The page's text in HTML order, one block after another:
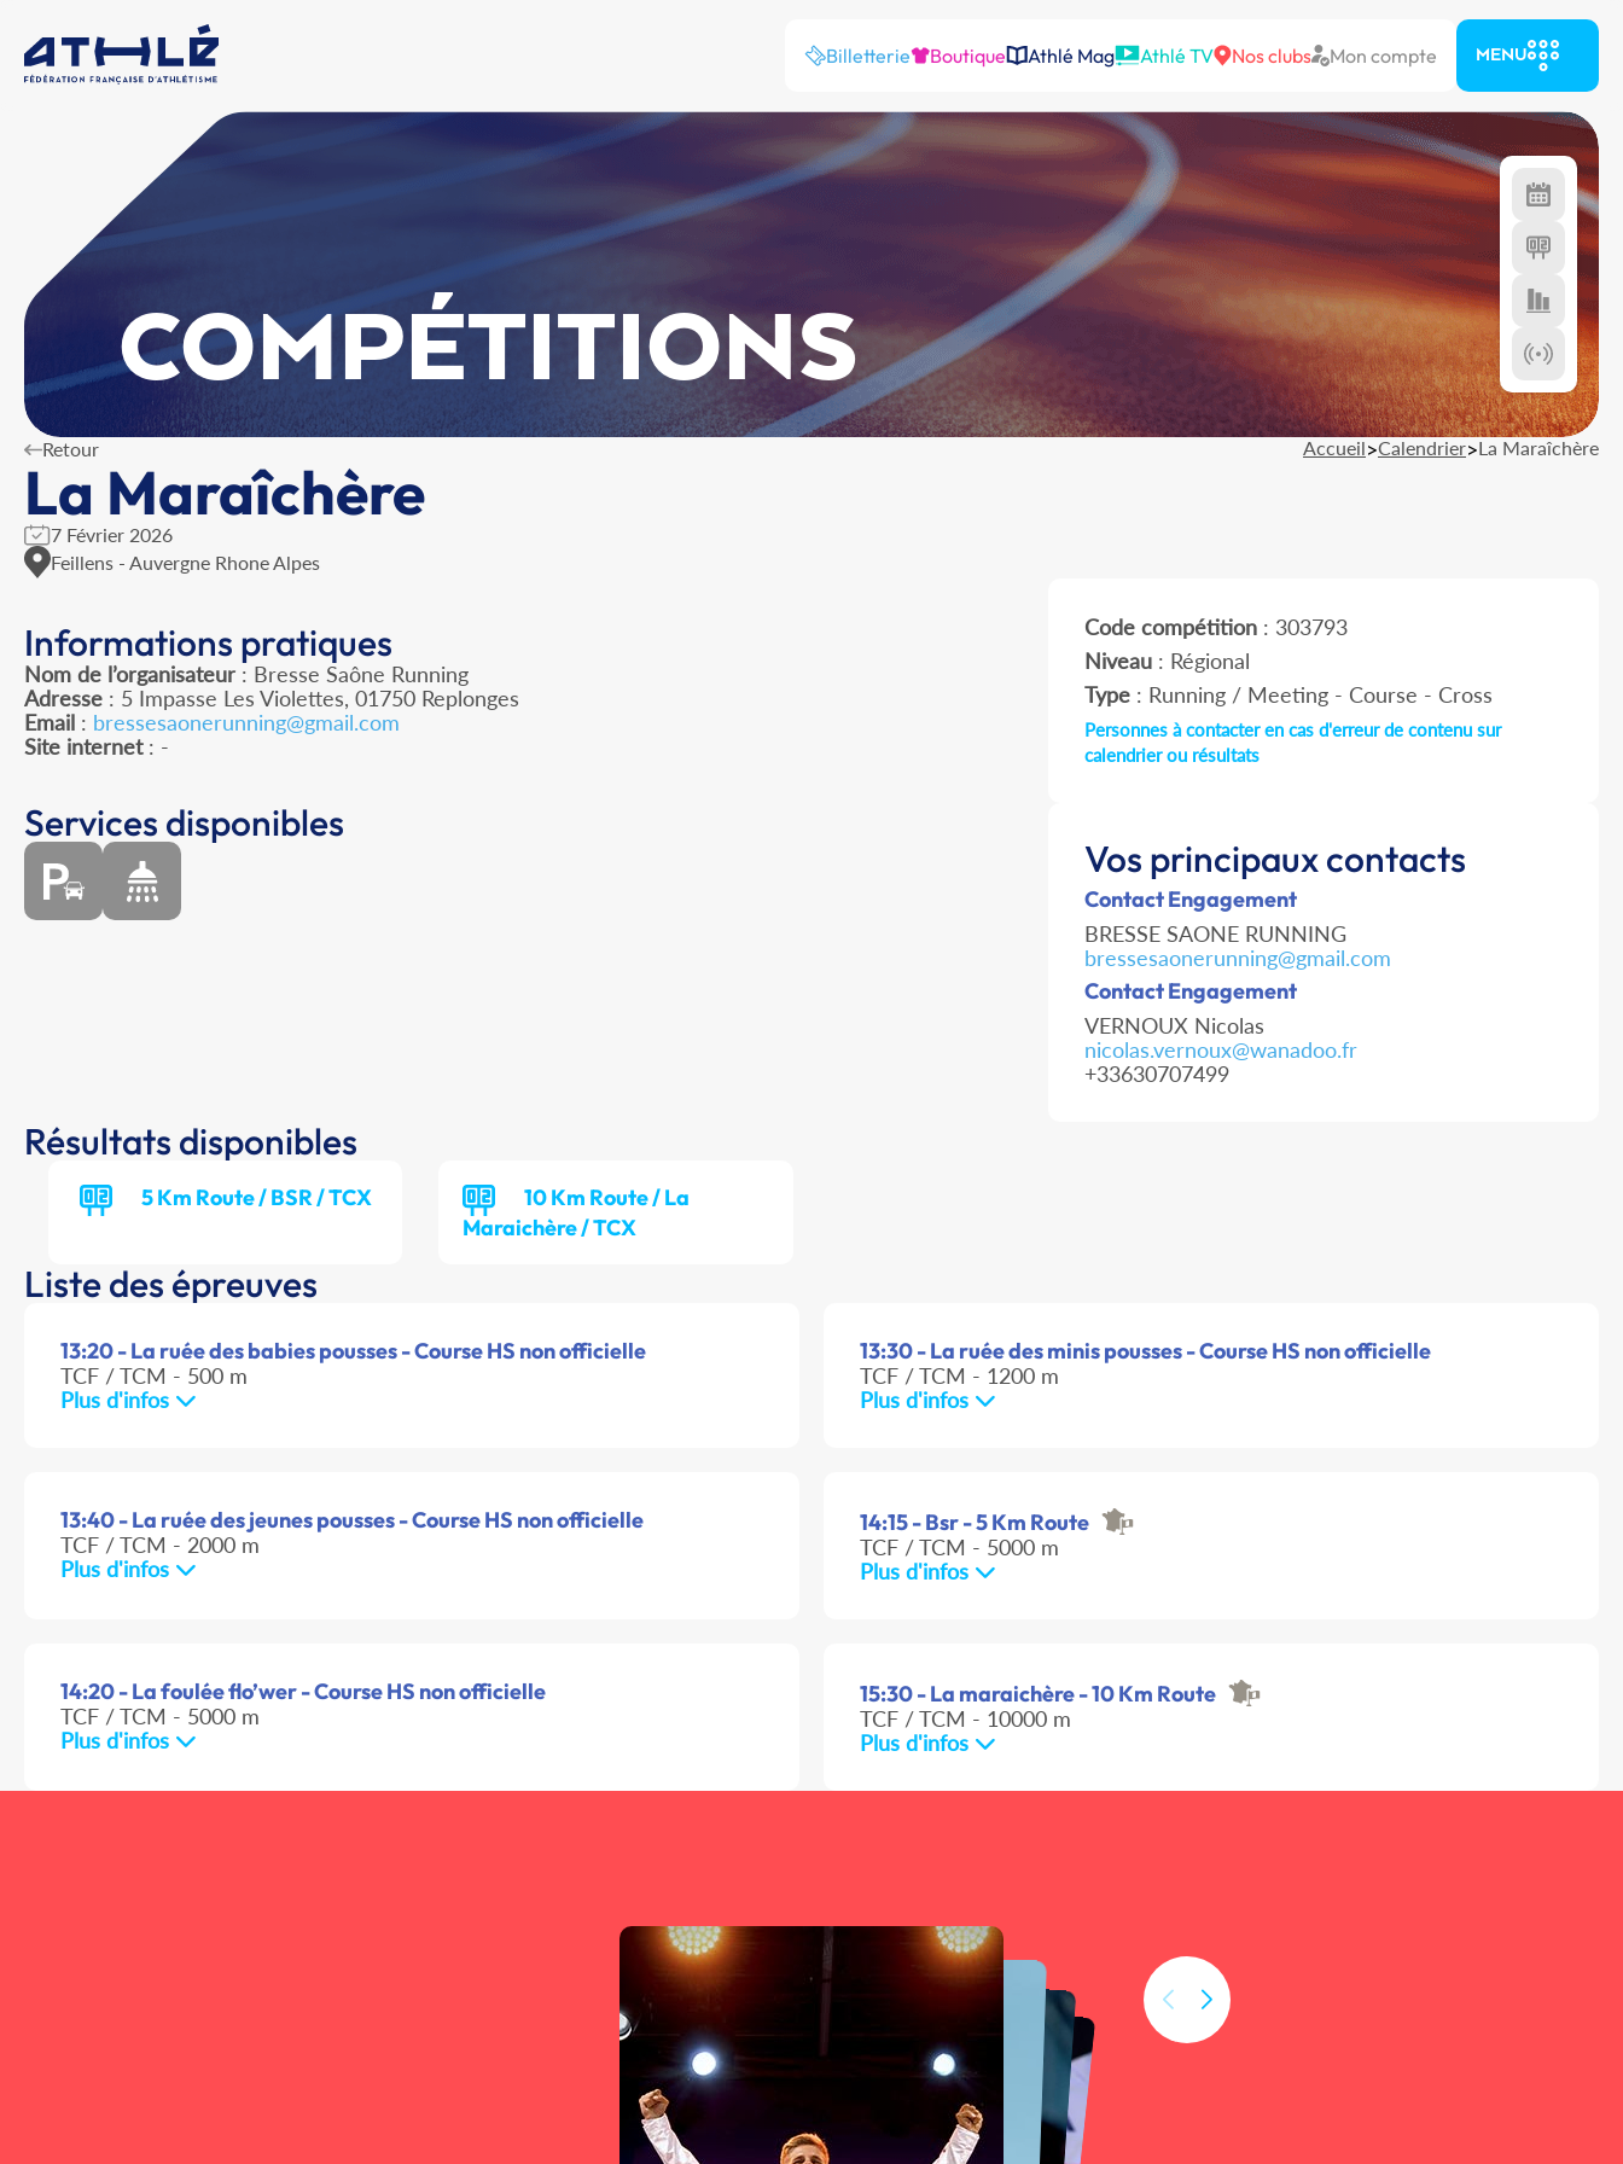
Billetterie Boutique Athlé Mag Athlé TV Nos clubs Mon compte MENU
COMPÉTITIONS
Retour Accueil>Calendrier>La Maraîchère
La Maraîchère
7 Février 2026
Feillens - Auvergne Rhone Alpes
Informations pratiques
Nom de l’organisateur : Bresse Saône Running
Adresse : 5 Impasse Les Violettes, 01750 Replonges
Email : bressesaonerunning@gmail.com
Site internet: -
Code compétition: 303793
Niveau: Régional
Type: Running / Meeting - Course - Cross
Personnes à contacter en cas d'erreur de contenu sur
calendrier ou résultats
Services disponibles
Vos principaux contacts
Contact Engagement
BRESSE SAONE RUNNING
bressesaonerunning@gmail.com
Contact Engagement
VERNOUX Nicolas
nicolas.vernoux@wanadoo.fr
+33630707499
Résultats disponibles
5 Km Route / BSR / TCX
10 Km Route / La
Maraichère / TCX
Liste des épreuves
13:20 - La ruée des babies pousses - Course HS non officielle
TCF / TCM - 500 m
Plus d'infos
13:30 - La ruée des minis pousses - Course HS non officielle
TCF / TCM - 1200 m
Plus d'infos
13:40 - La ruée des jeunes pousses - Course HS non officielle
TCF / TCM - 2000 m
Plus d'infos
14:15 - Bsr - 5 Km Route
TCF / TCM - 5000 m
Plus d'infos
14:20 - La foulée flo’wer - Course HS non officielle
TCF / TCM - 5000 m
Plus d'infos
15:30 - La maraichère - 10 Km Route
TCF / TCM - 10000 m
Plus d'infos